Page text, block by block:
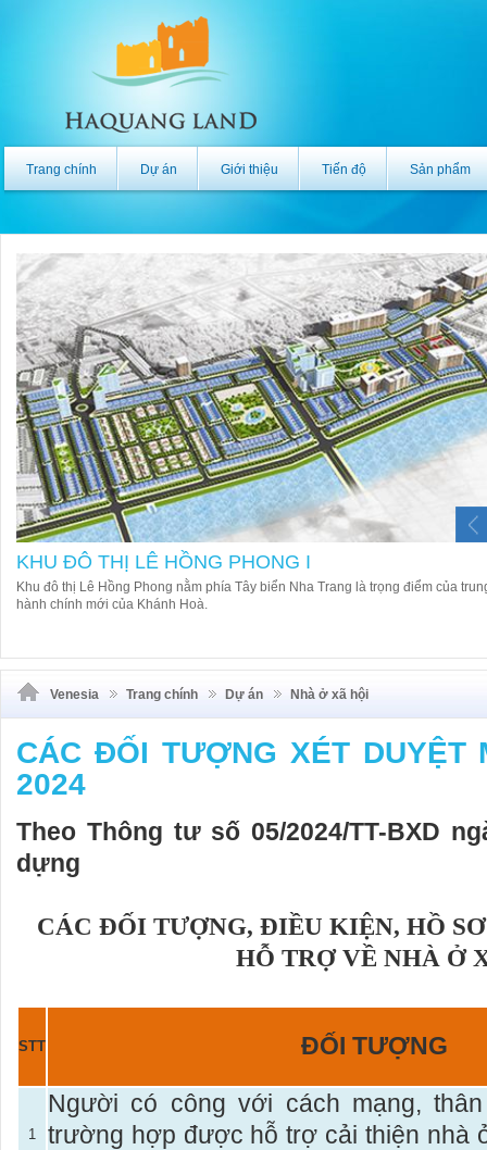
Trang chính Dự án Giới thiệu Tiến độ Sản phẩm
KHU ĐÔ THỊ LÊ HỒNG PHONG I
Khu đô thị Lê Hồng Phong nằm phía Tây biển Nha Trang là trọng điểm của
hành chính mới của Khánh Hoà.
Venesia Trang chính Dự án Nhà ở xã hội
CÁC ĐỐI TƯỢNG XÉT DUYỆT
2024
Theo Thông tư số 05/2024/TT-BXD
dựng
CÁC ĐỐI TƯỢNG, ĐIỀU KIỆN, HỒ
HỖ TRỢ VỀ NHÀ Ở
STT ĐỐI TƯỢNG
1
Người có công với cách mạng,
trường hợp được hỗ trợ cải thiện nhà